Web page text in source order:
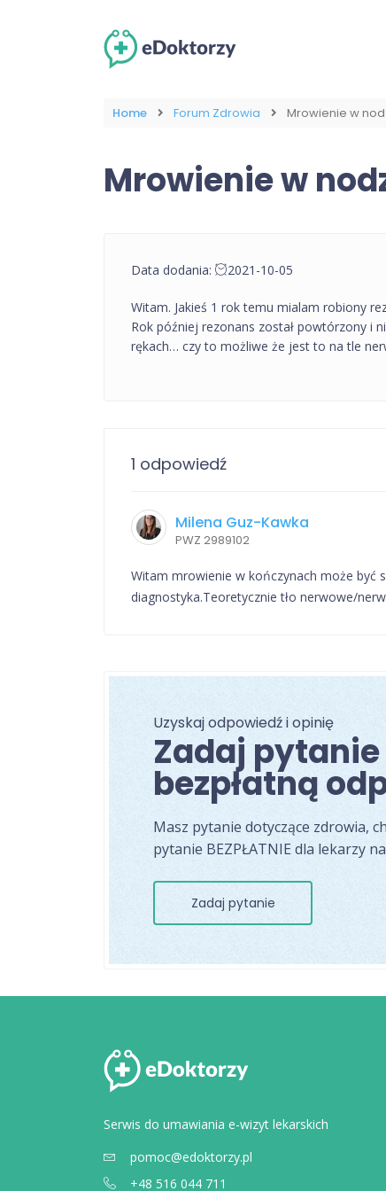
Home Forum Zdrowia Mrowienie w
Mrowienie w
Data dodania: 2021-10-05
Witam. Jakieś 1 rok temu mialam robiony
Rok później rezonans został powtórzony i
rękach… czy to możliwe że jest to na tle
1 odpowiedź
Milena Guz-Kawka
PWZ 2989102
Witam mrowienie w kończynach może być
diagnostyka.Teoretycznie tło nerwowe/
Uzyskaj odpowiedź i opinię
Zadaj
bezpłatną
Masz pytanie dotyczące zdrowia,
pytanie BEZPŁATNIE dla lekarzy
Zadaj pytanie
Serwis do umawiania e-wizyt lekarskich
pomoc@edoktorzy.pl
+48 516 044 711